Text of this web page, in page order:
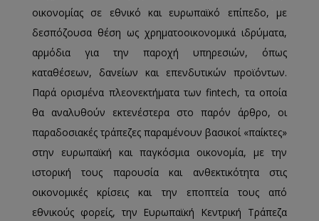
οικονομίας σε εθνικό και ευρωπαϊκό επίπεδο, με
δεσπόζουσα θέση ως χρηματοοικονομικά ιδρύματα,
αρμόδια για την παροχή υπηρεσιών, όπως
καταθέσεων, δανείων και επενδυτικών προϊόντων.
Παρά ορισμένα πλεονεκτήματα των fintech, τα οποία
θα αναλυθούν εκτενέστερα στο παρόν άρθρο, οι
παραδοσιακές τράπεζες παραμένουν βασικοί «παίκτες»
στην ευρωπαϊκή και παγκόσμια οικονομία, με την
ιστορική τους παρουσία και ανθεκτικότητα στις
οικονομικές κρίσεις και την εποπτεία τους από
εθνικούς φορείς, την Ευρωπαϊκή Κεντρική Τράπεζα